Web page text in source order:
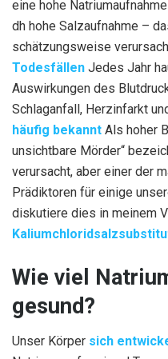
eine hohe
dh hohe Salzaufnahme –
schätzungsweise
Todesfällen Jedes Jahr
Auswirkungen des
Schlaganfall, Herzinfarkt
häufig bekannt Als hoher
unsichtbare Mörder“
verursacht, aber einer der
Prädiktoren für einige
diskutiere dies in meinem
Wie viel
gesund?
Unser Körper sich